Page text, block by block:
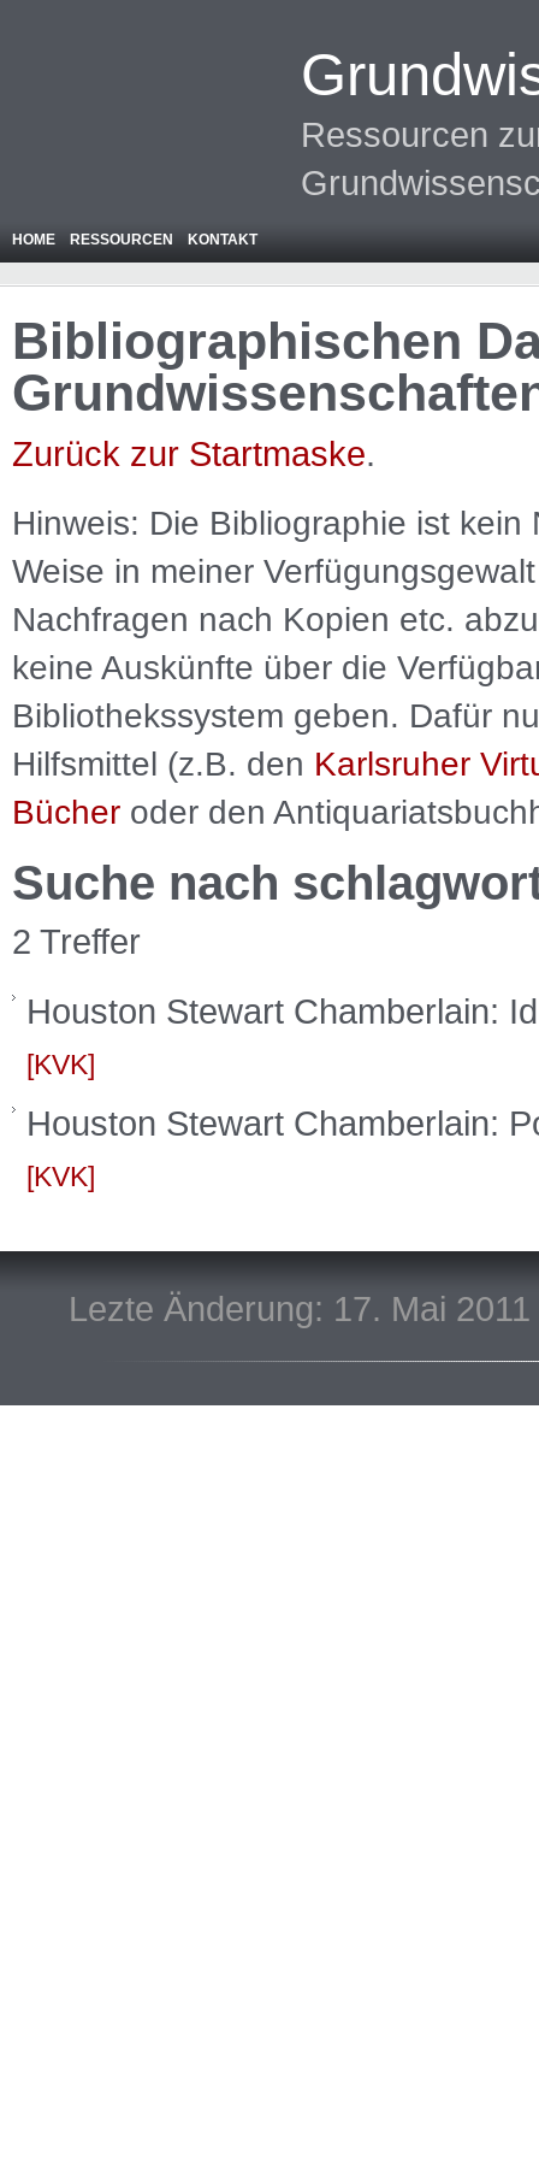
Ressourcen
HOME RESSOURCEN KONTAKT
Bibliographischen
Zurück zur Startmaske.
Hinweis: Die Bibliographie ist kein
Weise in meiner
Nachfragen nach Kopien etc.
keine Auskünfte über die
Bibliothekssystem geben. Dafür
Hilfsmittel (z.B. den Karlsruher
Bücher oder den
Suche nach
2 Treffer
Houston Stewart Chamberlain:
KVK
Houston Stewart Chamberlain:
KVK
Lezte Änderung: 17. Mai